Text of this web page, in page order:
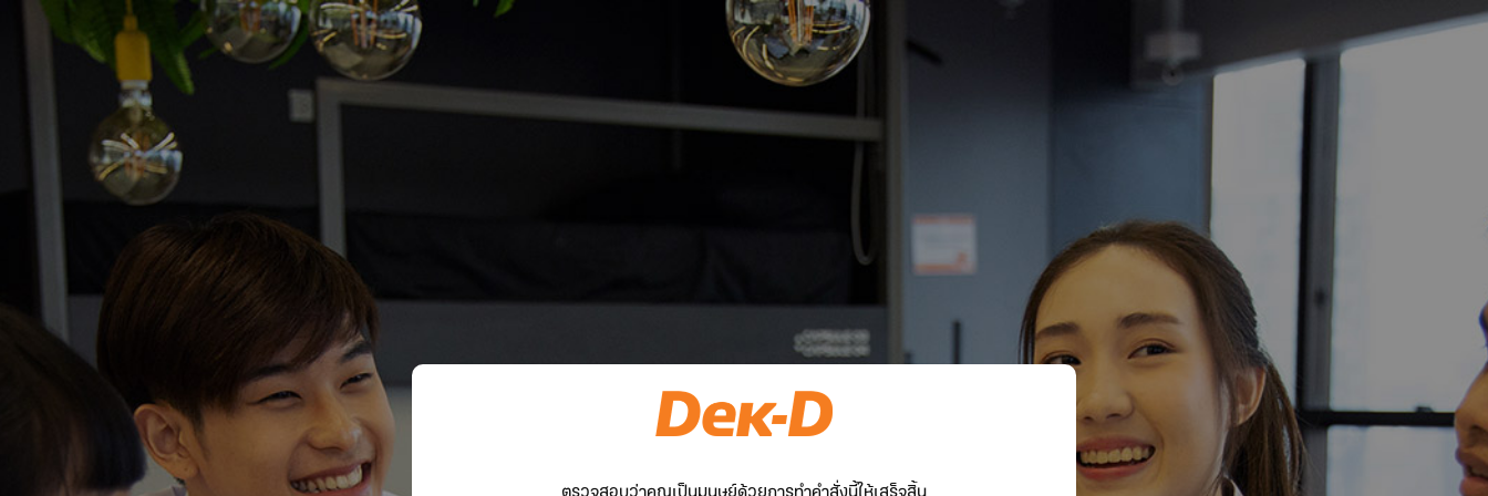
ตรวจสอบว่าคุณเป็นมนุษย์ด้วยการทำคำสั่งนี้ให้เสร็จสิ้น